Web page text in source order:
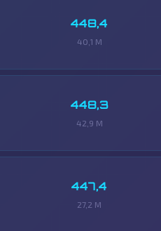
448,4
40,1 M
448,3
42,9 M
447,4
27,2 M